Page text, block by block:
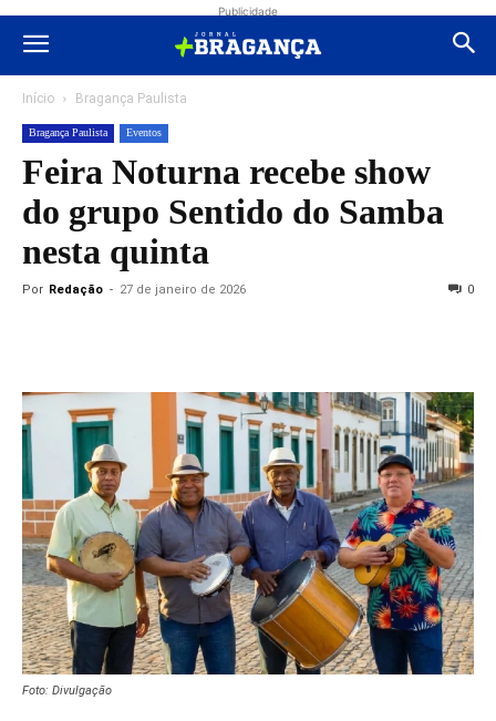
Publicidade
Início Bragança Paulista
Bragança Paulista Eventos
Feira Noturna recebe show
do grupo Sentido do Samba
nesta quinta
Por Redação - 27 de janeiro de 2026 0
Foto: Divulgação